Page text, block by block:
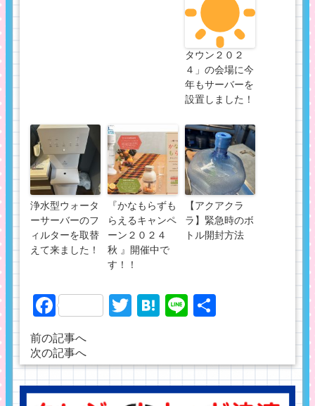
タウン２０２
４」の会場に今
年もサーバーを
設置しました！
浄水型ウォータ
ーサーバーのフ
ィルターを取替
えて来ました！
『かなもらずも
らえるキャンペ
ーン２０２４
秋 』開催中で
す！！
【アクアクラ
ラ】緊急時のボ
トル開封方法
FacebookTwitter
Hatena
Line
前の記事へ
次の記事へ